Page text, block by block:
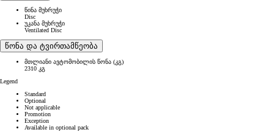
წინა მუხრუჭი
Disc
უკანა მუხრუჭი
Ventilated Disc
წონა და ტვირთამწეობა
მთლიანი ავტომობილის წონა (კგ)
2310 კგ
Legend
Standard
Optional
Not applicable
Promotion
Exception
Available in optional pack